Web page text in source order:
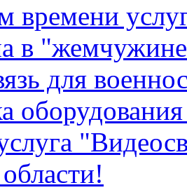
времени
в
для